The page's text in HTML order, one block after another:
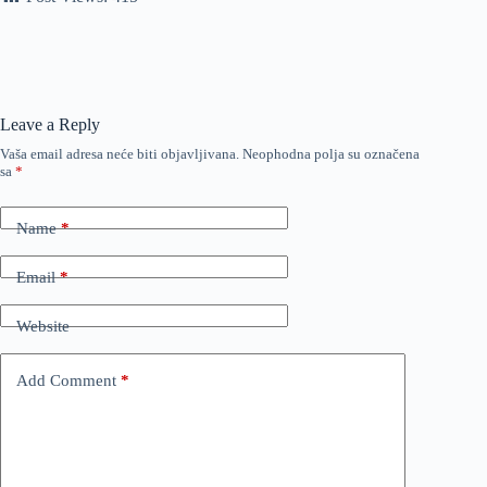
Leave a Reply
Vaša email adresa neće biti objavljivana. Neophodna polja su označena
sa *
Name*
Email*
Website
Add Comment *